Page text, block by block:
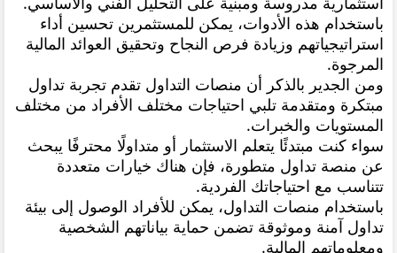
باستخدام هذه الأدوات، يمكن للمستثمرين تحسين أداء
استراتيجياتهم وزيادة فرص النجاح وتحقيق العوائد المالية
المرجوة.
ومن الجدير بالذكر أن منصات التداول تقدم تجربة تداول
مبتكرة ومتقدمة تلبي احتياجات مختلف الأفراد من مختلف
المستويات والخبرات.
سواء كنت مبتدئًا يتعلم الاستثمار أو متداولًا محترفًا يبحث
عن منصة تداول متطورة، فإن هناك خيارات متعددة
تتناسب مع احتياجاتك الفردية.
باستخدام منصات التداول، يمكن للأفراد الوصول إلى بيئة
تداول آمنة وموثوقة تضمن حماية بياناتهم الشخصية
ومعلوماتهم المالية.